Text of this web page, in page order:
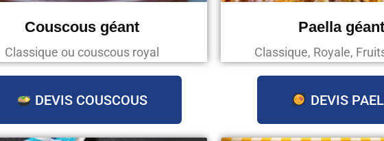
Couscous géant
Classique ou couscous royal
DEVIS COUSCOUS
Paella
Classique, Royale,
DEVIS